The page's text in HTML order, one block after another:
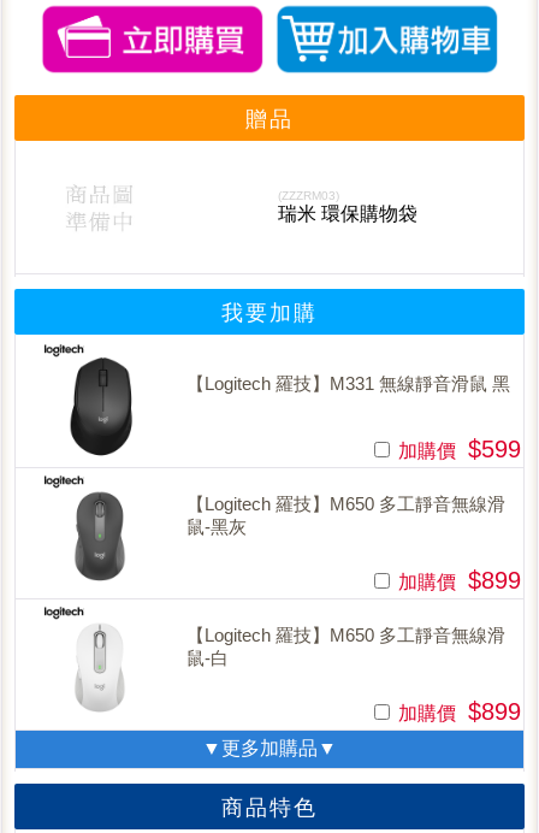
贈品
(ZZZRM03)
瑞米 環保購物袋
我要加購
【Logitech 羅技】M331 無線靜音滑鼠 黑
加購價 $599
【Logitech 羅技】M650 多工靜音無線滑
鼠-黑灰
加購價 $899
【Logitech 羅技】M650 多工靜音無線滑
鼠-白
加購價 $899
▼更多加購品▼
商品特色